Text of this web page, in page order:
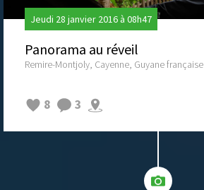
Jeudi 28 janvier 2016 à 08h47
Panorama au réveil
Remire-Montjoly, Cayenne, Guyane française
8 3